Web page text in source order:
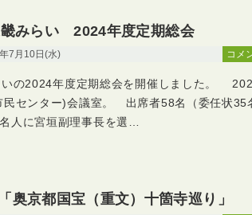
みらい 2024年度定期総会
7月10日(水)
NPO
人
北
年
コメ
いの2024年度定期総会を開催しました。
民センター)会議室。 出席者58名（委任状35
人に宮垣副理事長を選…
奥京都国宝（重文）十箇寺巡り」